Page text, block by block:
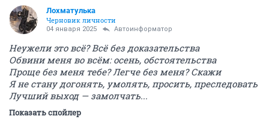
Лохматулька
Черновик личности
04 января 2025 Автоинформатор
Неужели это всё? Всё без доказательства
Обвини меня во всём: осень, обстоятельства
Проще без меня тебе? Легче без меня? Скажи
Я не стану догонять, умолять, просить, преследовать
Лучший выход — замолчать...
Показать спойлер